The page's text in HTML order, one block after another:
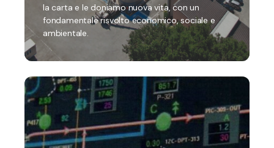
la carta e le doniamo nuova vita, con un
fondamentale risvolto economico, sociale e
ambientale.